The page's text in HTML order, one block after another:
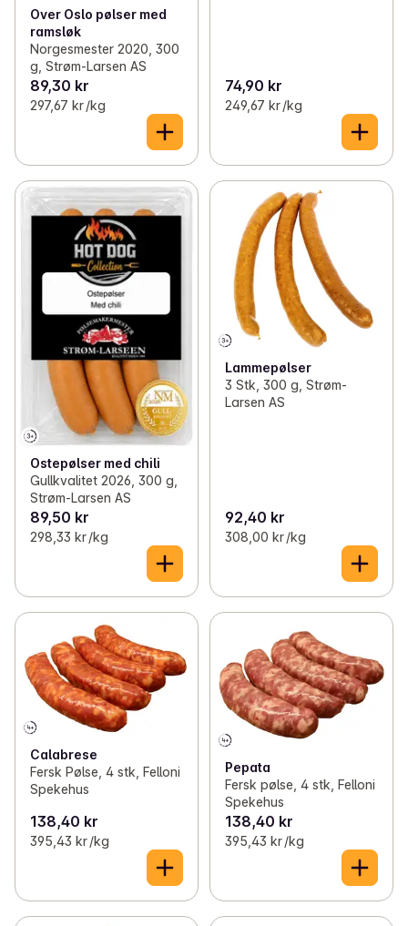
✓ Iskrem (40)
✓ Grillkull og utstyr
✓ Hageleker
✓ Vegetar på grillen
Over Oslo pølser med
ramsløk
Norgesmester 2020, 300
g, Strøm-Larsen AS
89,30 kr
297,67 kr /kg
74,90 kr
249,67 kr /kg
Ostepølser med chili
Gullkvalitet 2026, 300 g,
Strøm-Larsen AS
89,50 kr
298,33 kr /kg
Lammepølser
3 Stk, 300 g, Strøm-
Larsen AS
92,40 kr
308,00 kr /kg
Calabrese
Fersk Pølse, 4 stk, Felloni
Spekehus
138,40 kr
395,43 kr /kg
Pepata
Fersk pølse, 4 stk, Felloni
Spekehus
138,40 kr
395,43 kr /kg